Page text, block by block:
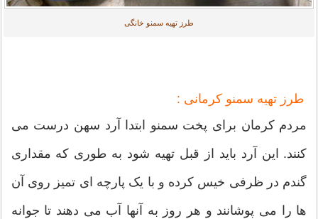
طرز تهیه سمنو خانگی
طرز تهیه سمنو کرمانی :
مردم کرمان برای پخت سمنو ابتدا آرد سهن درست می
کنند. این آرد باید از قبل تهیه شود به طوری که مقداری
گندم در ظرفی خیس کرده و با یک پارچه ای تمیز روی آن
ها را می پوشانند و هر روز به آنها آب می دهند تا جوانه